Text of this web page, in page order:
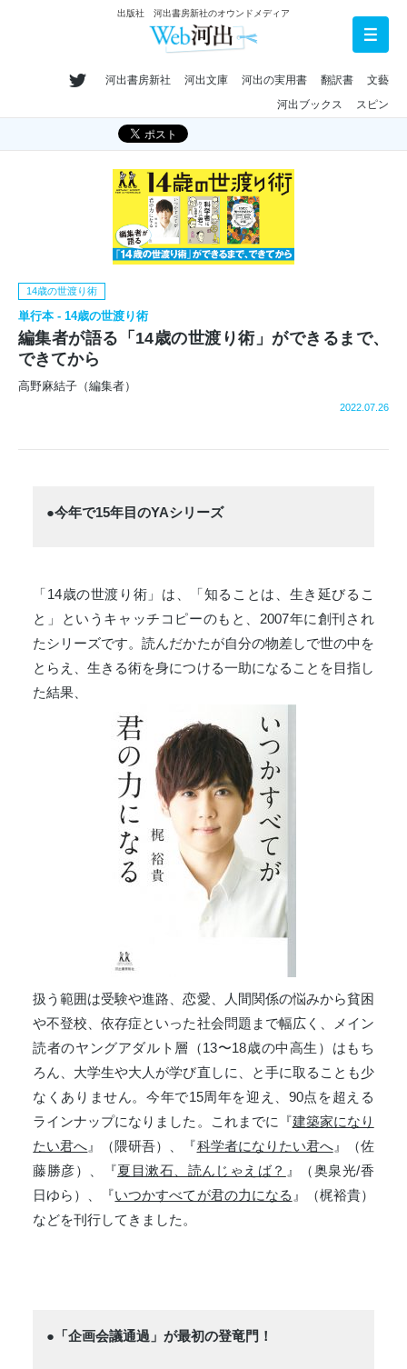
出版社 河出書房新社のオウンドメディア
河出書房新社 河出文庫 河出の実用書 翻訳書
文藝
河出ブックス
スピン
14歳の世渡り術
単行本 - 14歳の世渡り術
編集者が語る「14歳の世渡り術」ができるまで、
できてから
高野麻結子（編集者）
2022.07.26
●今年で15年目のYAシリーズ
「14歳の世渡り術」は、「知ることは、生き延びるこ
と」というキャッチコピーのもと、2007年に創刊され
たシリーズです。読んだかたが自分の物差しで世の中を
とらえ、生きる術を身につける一助になることを目指し
た結果、
扱う範囲は受験や進路、恋愛、人間関係の悩みから貧困
や不登校、依存症といった社会問題まで幅広く、メイン
読者のヤングアダルト層（13〜18歳の中高生）はもち
ろん、大学生や大人が学び直しに、と手に取ることも少
なくありません。今年で15周年を迎え、90点を超える
ラインナップになりました。これまでに『建築家になり
たい君へ 』（隈研吾）、『科学者になりたい君へ』（佐
藤勝彦）、『夏目漱石、読んじゃえば？ 』（奥泉光/香
日ゆら）、『いつかすべてが君の力になる 』（梶裕貴）
などを刊行してきました。
●「企画会議通過」が最初の登竜門！